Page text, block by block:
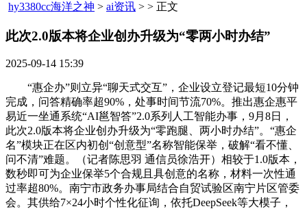
hy3380cc海洋之神 > ai资讯 > > 正文
此次2.0版本将企业创办升级为“零两小时办结”​
2025-09-14 15:39
“惠企办”则立异“聊天式交互”，企业设立登记最短10分钟
完成，问答精确率超90%，处事时间节流70%。推出惠企惠平
易近一坐通系统“AI邕智答”2.0系列人工智能办事，9月8日，
此次2.0版本将企业创办升级为“零跑腿、两小时办结”。“惠企
名”模块正在区内初创“创意型”名称智能保举，破解“看不懂、
问不清”难题。（记者陈思羽 通信员徐浩开）相较于1.0版本，
数秒即可为企业保举5个合规且具创意的名称，材料一次性通
过率超80%。南宁市政务办事局结合自贸试验区南宁片区管委
会。其供给7×24小时个性化征询，依托DeepSeek等大模子，